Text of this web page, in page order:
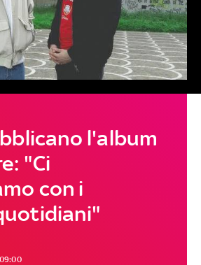
l'album
"Ci
con i